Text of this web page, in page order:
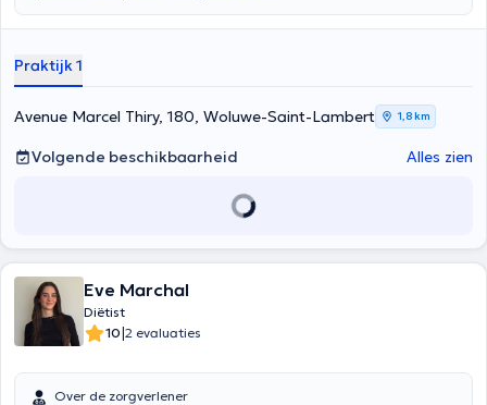
Praktijk 1
Avenue Marcel Thiry, 180, Woluwe-Saint-Lambert 1,8 km
Volgende beschikbaarheid Alles zien
Eve Marchal
Diëtist
10|2 evaluaties
Over de zorgverlener